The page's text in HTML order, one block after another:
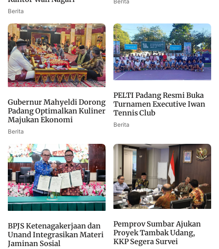
Berita
Berita
Gubernur Mahyeldi Dorong
Padang Optimalkan Kuliner
Majukan Ekonomi
Berita
PELTI Padang Resmi Buka
Turnamen Executive Iwan
Tennis Club
Berita
BPJS Ketenagakerjaan dan
Unand Integrasikan Materi
Jaminan Sosial
Pemprov Sumbar Ajukan
Proyek Tambak Udang,
KKP Segera Survei